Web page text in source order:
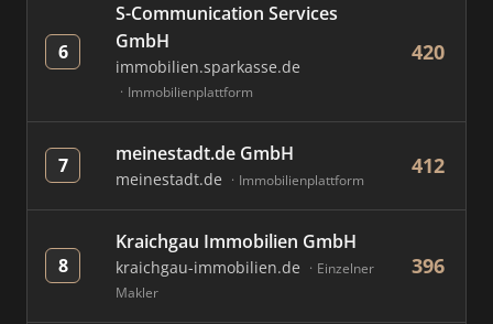
6
S-Communication Services
GmbH
immobilien.sparkasse.de
Immobilienplattform
420
7 meinestadt.de GmbH
meinestadt.de Immobilienplattform
412
8
Kraichgau Immobilien GmbH
kraichgau-immobilien.de
Einzelner
Makler
396